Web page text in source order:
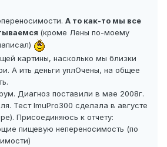
А то как-то мы все
(кроме Лены по-моему
картины, насколько мы близки
А ить деньги уплОчены, на общее
Диагноз поставили в мае 2008г.
Тест ImuPro300 сделала в августе
Присоединяюсь к отчету:
пищевую непереносимость (по